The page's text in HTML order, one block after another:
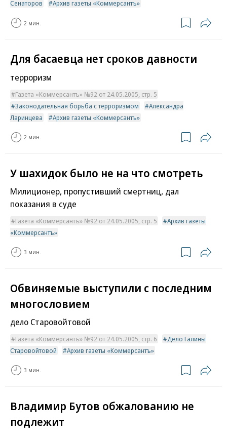
Сенаторов
Архив газеты «Коммерсантъ»
2 мин.
Для басаевца нет сроков давности
терроризм
Газета «Коммерсантъ» №92 от 24.05.2005, стр. 5
Законодательная борьба с терроризмом
Александра
Ларинцева
Архив газеты «Коммерсантъ»
2 мин.
У шахидок было не на что смотреть
Милиционер, пропустивший смертниц, дал
показания в суде
Газета «Коммерсантъ» №92 от 24.05.2005, стр. 5
Архив газеты
«Коммерсантъ»
3 мин.
Обвиняемые выступили с последним
многословием
дело Старовойтовой
Газета «Коммерсантъ» №92 от 24.05.2005, стр. 6
Дело Галины
Старовойтовой
Архив газеты «Коммерсантъ»
3 мин.
Владимир Бутов обжалованию не
подлежит